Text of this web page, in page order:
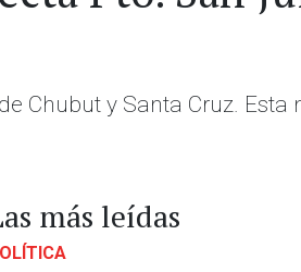
Chubut y Santa Cruz. Esta
más leídas